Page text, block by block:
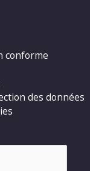
conforme
des données